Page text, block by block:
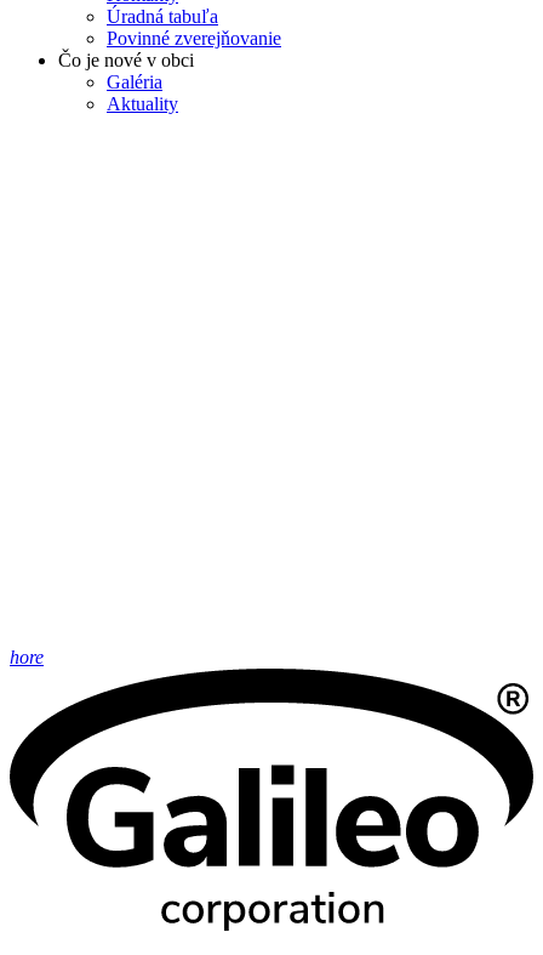
Úradná tabuľa
Povinné zverejňovanie
Čo je nové v obci
Galéria
Aktuality
hore